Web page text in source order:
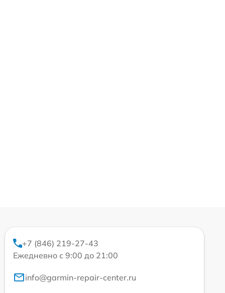
+7 (846) 219-27-43
Ежедневно с 9:00 до 21:00
info@garmin-repair-center.ru